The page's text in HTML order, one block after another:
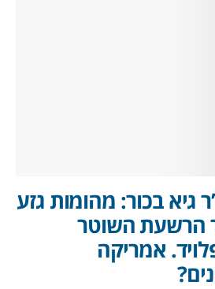
גיא בכור: מהומות גזע
הרשעת השוטר
אמריקה